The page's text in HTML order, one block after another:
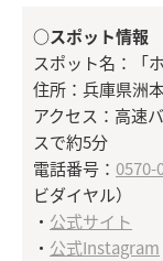
○スポット情報
スポット名：「
住所：兵庫県洲
アクセス：高速
スで約5分
電話番号： 0570-
ビダイヤル）
・ 公式サイト
・ 公式Instagram